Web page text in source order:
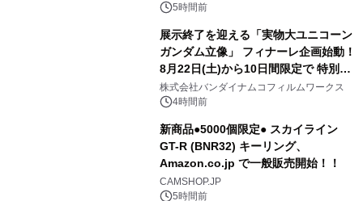
ン。5時間前
展示終了を迎える「実物大ユニコーン
ガンダム立像」 フィナーレ企画始動！
8月22日(土)から10日間限定で 特別映
像『UNICORN GUNDAM Statue ―
BEYOND POSSIBILITY ―』を上映！
株式会社バンダイナムコフィルムワークス
4時間前
新商品●5000個限定● スカイライン
GT-R (BNR32) キーリング、
Amazon.co.jp で一般販売開始！！
CAMSHOP.JP
5時間前